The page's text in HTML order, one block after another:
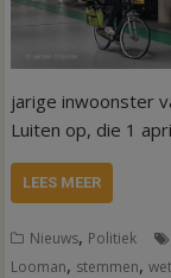
jarige inwoonster
Luiten op, die 1
LEES MEER
Nieuws, Politiek
Looman, stemmen,